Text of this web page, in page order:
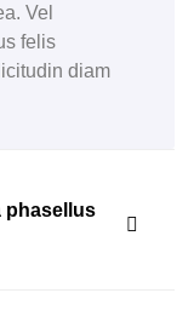
Vel
felis
diam
phasellus